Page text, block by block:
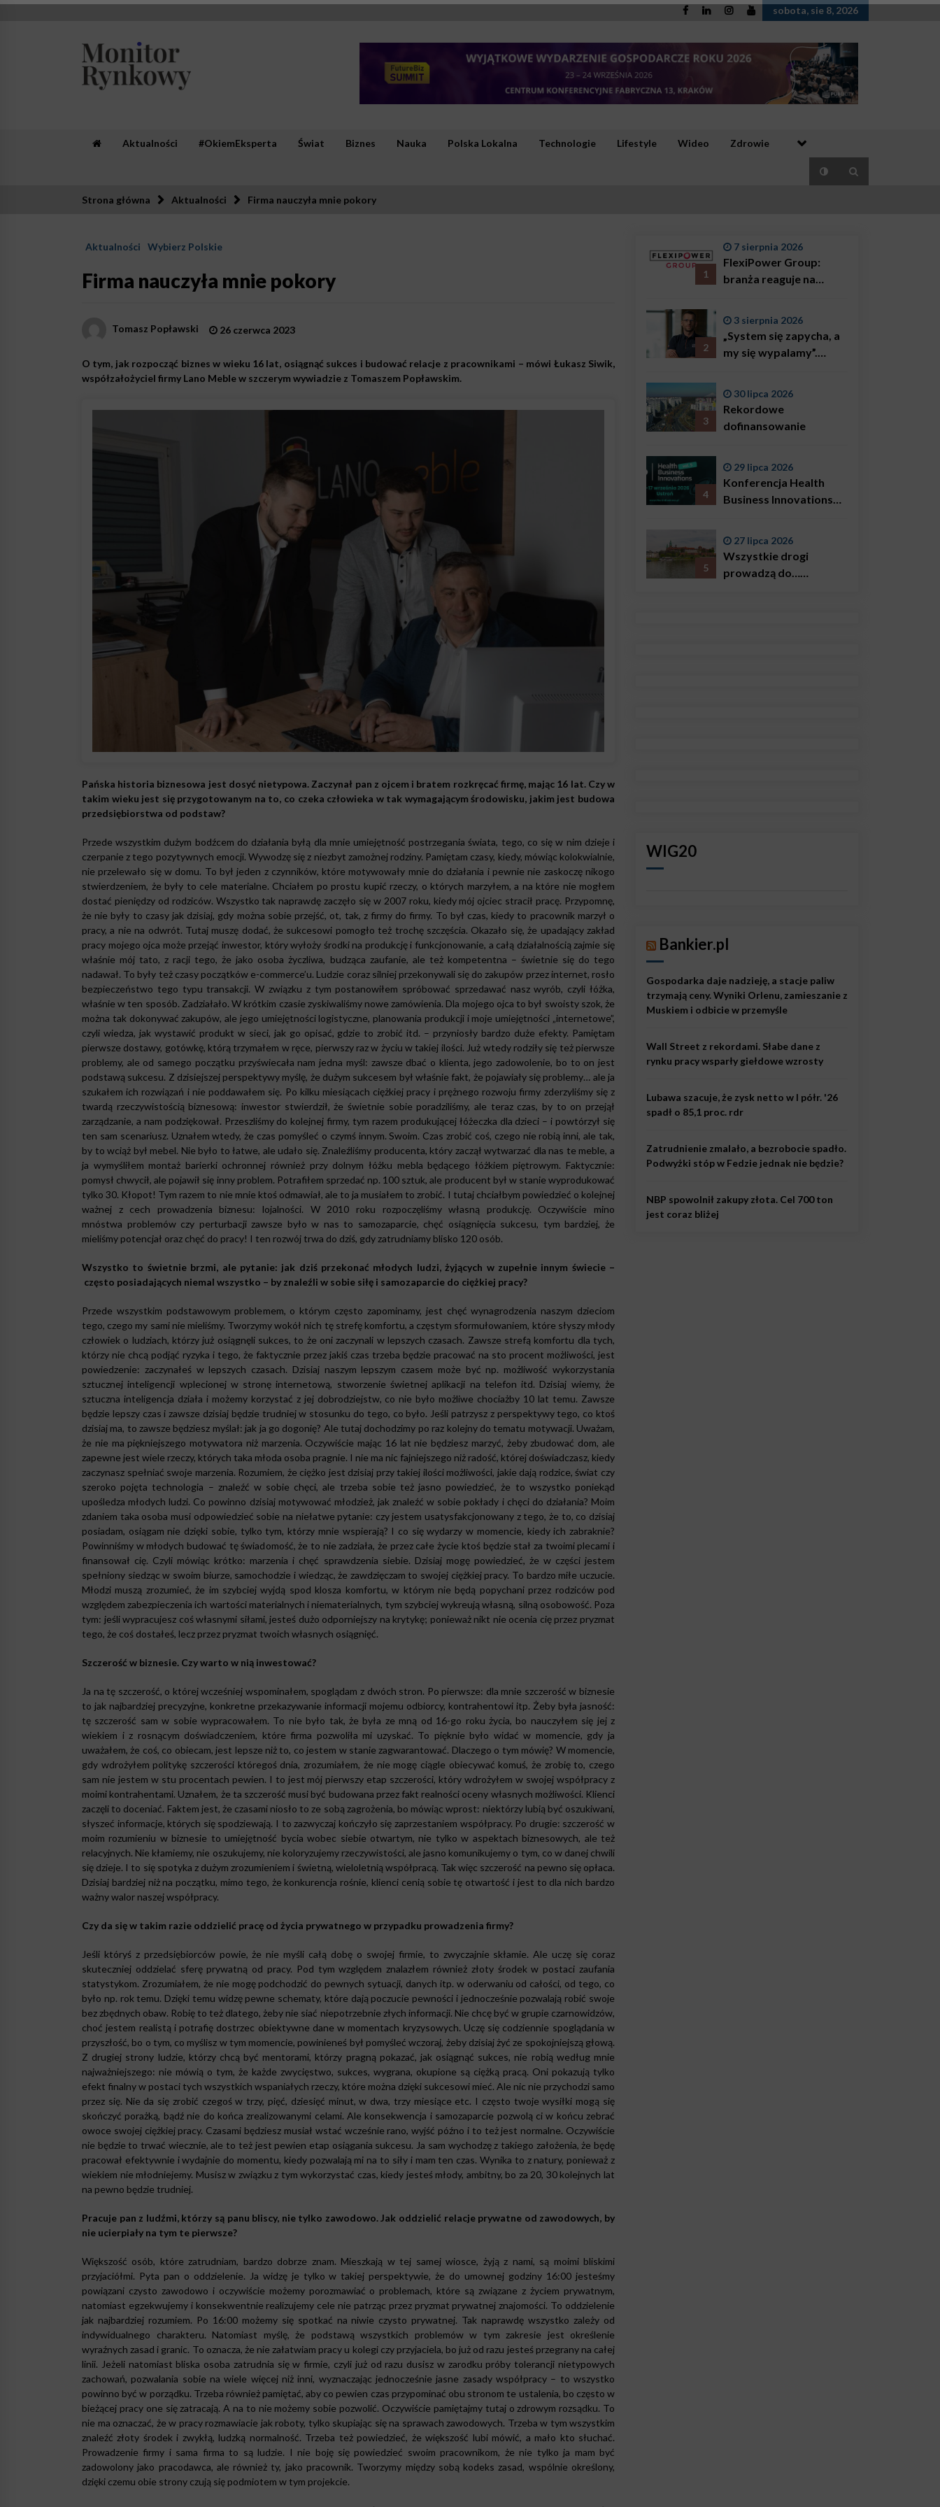
Skip
sobota, sie 8, 2026
Aktualności #OkiemEksperta Świat Biznes Nauka Polska Lokalna Technologie Lifestyle Wideo Zdrowie
Strona główna Aktualności Firma nauczyła mnie pokory
Aktualności Wybierz Polskie
Firma nauczyła mnie pokory
Tomasz Popławski 26 czerwca 2023
O tym, jak rozpocząć biznes w wieku 16 lat, osiągnąć sukces i budować relacje z pracownikami – mówi Łukasz Siwik,
współzałożyciel firmy Lano Meble w szczerym wywiadzie z Tomaszem Popławskim.
Pańska historia biznesowa jest dosyć nietypowa. Zaczynał pan z ojcem i bratem rozkręcać firmę, mając 16 lat. Czy w
takim wieku jest się przygotowanym na to, co czeka człowieka w tak wymagającym środowisku, jakim jest budowa
przedsiębiorstwa od podstaw?
Przede wszystkim dużym bodźcem do działania byłą dla mnie umiejętność postrzegania świata, tego, co się w nim dzieje i
czerpanie z tego pozytywnych emocji. Wywodzę się z niezbyt zamożnej rodziny. Pamiętam czasy, kiedy, mówiąc kolokwialnie,
nie przelewało się w domu. To był jeden z czynników, które motywowały mnie do działania i pewnie nie zaskoczę nikogo
stwierdzeniem, że były to cele materialne. Chciałem po prostu kupić rzeczy, o których marzyłem, a na które nie mogłem
dostać pieniędzy od rodziców. Wszystko tak naprawdę zaczęło się w 2007 roku, kiedy mój ojciec stracił pracę. Przypomnę,
że nie były to czasy jak dzisiaj, gdy można sobie przejść, ot, tak, z firmy do firmy. To był czas, kiedy to pracownik marzył o
pracy, a nie na odwrót. Tutaj muszę dodać, że sukcesowi pomogło też trochę szczęścia. Okazało się, że upadający zakład
pracy mojego ojca może przejąć inwestor, który wyłoży środki na produkcję i funkcjonowanie, a całą działalnością zajmie się
właśnie mój tato, z racji tego, że jako osoba życzliwa, budząca zaufanie, ale też kompetentna – świetnie się do tego
nadawał. To były też czasy początków e-commerce’u. Ludzie coraz silniej przekonywali się do zakupów przez internet, rosło
bezpieczeństwo tego typu transakcji. W związku z tym postanowiłem spróbować sprzedawać nasz wyrób, czyli łóżka,
właśnie w ten sposób. Zadziałało. W krótkim czasie zyskiwaliśmy nowe zamówienia. Dla mojego ojca to był swoisty szok, że
można tak dokonywać zakupów, ale jego umiejętności logistyczne, planowania produkcji i moje umiejętności „internetowe”,
czyli wiedza, jak wystawić produkt w sieci, jak go opisać, gdzie to zrobić itd. – przyniosły bardzo duże efekty. Pamiętam
pierwsze dostawy, gotówkę, którą trzymałem w ręce, pierwszy raz w życiu w takiej ilości. Już wtedy rodziły się też pierwsze
problemy, ale od samego początku przyświecała nam jedna myśl: zawsze dbać o klienta, jego zadowolenie, bo to on jest
podstawą sukcesu. Z dzisiejszej perspektywy myślę, że dużym sukcesem był właśnie fakt, że pojawiały się problemy… ale ja
szukałem ich rozwiązań i nie poddawałem się. Po kilku miesiącach ciężkiej pracy i prężnego rozwoju firmy zderzyliśmy się z
twardą rzeczywistością biznesową: inwestor stwierdził, że świetnie sobie poradziliśmy, ale teraz czas, by to on przejął
zarządzanie, a nam podziękował. Przeszliśmy do kolejnej firmy, tym razem produkującej łóżeczka dla dzieci – i powtórzył się
ten sam scenariusz. Uznałem wtedy, że czas pomyśleć o czymś innym. Swoim. Czas zrobić coś, czego nie robią inni, ale tak,
by to wciąż był mebel. Nie było to łatwe, ale udało się. Znaleźliśmy producenta, który zaczął wytwarzać dla nas te meble, a
ja wymyśliłem montaż barierki ochronnej również przy dolnym łóżku mebla będącego łóżkiem piętrowym. Faktycznie:
pomysł chwycił, ale pojawił się inny problem. Potrafiłem sprzedać np. 100 sztuk, ale producent był w stanie wyprodukować
tylko 30. Kłopot! Tym razem to nie mnie ktoś odmawiał, ale to ja musiałem to zrobić. I tutaj chciałbym powiedzieć o kolejnej
ważnej z cech prowadzenia biznesu: lojalności. W 2010 roku rozpoczęliśmy własną produkcję. Oczywiście mino
mnóstwa problemów czy perturbacji zawsze było w nas to samozaparcie, chęć osiągnięcia sukcesu, tym bardziej, że
mieliśmy potencjał oraz chęć do pracy! I ten rozwój trwa do dziś, gdy zatrudniamy blisko 120 osób.
Wszystko to świetnie brzmi, ale pytanie: jak dziś przekonać młodych ludzi, żyjących w zupełnie innym świecie –
często posiadających niemal wszystko – by znaleźli w sobie siłę i samozaparcie do ciężkiej pracy?
Przede wszystkim podstawowym problemem, o którym często zapominamy, jest chęć wynagrodzenia naszym dzieciom
tego, czego my sami nie mieliśmy. Tworzymy wokół nich tę strefę komfortu, a częstym sformułowaniem, które słyszy młody
człowiek o ludziach, którzy już osiągnęli sukces, to że oni zaczynali w lepszych czasach. Zawsze strefą komfortu dla tych,
którzy nie chcą podjąć ryzyka i tego, że faktycznie przez jakiś czas trzeba będzie pracować na sto procent możliwości, jest
powiedzenie: zaczynałeś w lepszych czasach. Dzisiaj naszym lepszym czasem może być np. możliwość wykorzystania
sztucznej inteligencji wplecionej w stronę internetową, stworzenie świetnej aplikacji na telefon itd. Dzisiaj wiemy, że
sztuczna inteligencja działa i możemy korzystać z jej dobrodziejstw, co nie było możliwe chociażby 10 lat temu. Zawsze
będzie lepszy czas i zawsze dzisiaj będzie trudniej w stosunku do tego, co było. Jeśli patrzysz z perspektywy tego, co ktoś
dzisiaj ma, to zawsze będziesz myślał: jak ja go dogonię? Ale tutaj dochodzimy po raz kolejny do tematu motywacji. Uważam,
że nie ma piękniejszego motywatora niż marzenia. Oczywiście mając 16 lat nie będziesz marzyć, żeby zbudować dom, ale
zapewne jest wiele rzeczy, których taka młoda osoba pragnie. I nie ma nic fajniejszego niż radość, której doświadczasz, kiedy
zaczynasz spełniać swoje marzenia. Rozumiem, że ciężko jest dzisiaj przy takiej ilości możliwości, jakie dają rodzice, świat czy
szeroko pojęta technologia – znaleźć w sobie chęci, ale trzeba sobie też jasno powiedzieć, że to wszystko poniekąd
upośledza młodych ludzi. Co powinno dzisiaj motywować młodzież, jak znaleźć w sobie pokłady i chęci do działania? Moim
zdaniem taka osoba musi odpowiedzieć sobie na niełatwe pytanie: czy jestem usatysfakcjonowany z tego, że to, co dzisiaj
posiadam, osiągam nie dzięki sobie, tylko tym, którzy mnie wspierają? I co się wydarzy w momencie, kiedy ich zabraknie?
Powinniśmy w młodych budować tę świadomość, że to nie zadziała, że przez całe życie ktoś będzie stał za twoimi plecami i
finansował cię. Czyli mówiąc krótko: marzenia i chęć sprawdzenia siebie. Dzisiaj mogę powiedzieć, że w części jestem
spełniony siedząc w swoim biurze, samochodzie i wiedząc, że zawdzięczam to swojej ciężkiej pracy. To bardzo miłe uczucie.
Młodzi muszą zrozumieć, że im szybciej wyjdą spod klosza komfortu, w którym nie będą popychani przez rodziców pod
względem zabezpieczenia ich wartości materialnych i niematerialnych, tym szybciej wykreują własną, silną osobowość. Poza
tym: jeśli wypracujesz coś własnymi siłami, jesteś dużo odporniejszy na krytykę; ponieważ nikt nie ocenia cię przez pryzmat
tego, że coś dostałeś, lecz przez pryzmat twoich własnych osiągnięć.
Szczerość w biznesie. Czy warto w nią inwestować?
Ja na tę szczerość, o której wcześniej wspominałem, spoglądam z dwóch stron. Po pierwsze: dla mnie szczerość w biznesie
to jak najbardziej precyzyjne, konkretne przekazywanie informacji mojemu odbiorcy, kontrahentowi itp. Żeby była jasność:
tę szczerość sam w sobie wypracowałem. To nie było tak, że była ze mną od 16-go roku życia, bo nauczyłem się jej z
wiekiem i z rosnącym doświadczeniem, które firma pozwoliła mi uzyskać. To pięknie było widać w momencie, gdy ja
uważałem, że coś, co obiecam, jest lepsze niż to, co jestem w stanie zagwarantować. Dlaczego o tym mówię? W momencie,
gdy wdrożyłem politykę szczerości któregoś dnia, zrozumiałem, że nie mogę ciągle obiecywać komuś, że zrobię to, czego
sam nie jestem w stu procentach pewien. I to jest mój pierwszy etap szczerości, który wdrożyłem w swojej współpracy z
moimi kontrahentami. Uznałem, że ta szczerość musi być budowana przez fakt realności oceny własnych możliwości. Klienci
zaczęli to doceniać. Faktem jest, że czasami niosło to ze sobą zagrożenia, bo mówiąc wprost: niektórzy lubią być oszukiwani,
słyszeć informacje, których się spodziewają. I to zazwyczaj kończyło się zaprzestaniem współpracy. Po drugie: szczerość w
moim rozumieniu w biznesie to umiejętność bycia wobec siebie otwartym, nie tylko w aspektach biznesowych, ale też
relacyjnych. Nie kłamiemy, nie oszukujemy, nie koloryzujemy rzeczywistości, ale jasno komunikujemy o tym, co w danej chwili
się dzieje. I to się spotyka z dużym zrozumieniem i świetną, wieloletnią współpracą. Tak więc szczerość na pewno się opłaca.
Dzisiaj bardziej niż na początku, mimo tego, że konkurencja rośnie, klienci cenią sobie tę otwartość i jest to dla nich bardzo
ważny walor naszej współpracy.
Czy da się w takim razie oddzielić pracę od życia prywatnego w przypadku prowadzenia firmy?
Jeśli któryś z przedsiębiorców powie, że nie myśli całą dobę o swojej firmie, to zwyczajnie skłamie. Ale uczę się coraz
skuteczniej oddzielać sferę prywatną od pracy. Pod tym względem znalazłem również złoty środek w postaci zaufania
statystykom. Zrozumiałem, że nie mogę podchodzić do pewnych sytuacji, danych itp. w oderwaniu od całości, od tego, co
było np. rok temu. Dzięki temu widzę pewne schematy, które dają poczucie pewności i jednocześnie pozwalają robić swoje
bez zbędnych obaw. Robię to też dlatego, żeby nie siać niepotrzebnie złych informacji. Nie chcę być w grupie czarnowidzów,
choć jestem realistą i potrafię dostrzec obiektywne dane w momentach kryzysowych. Uczę się codziennie spoglądania w
przyszłość, bo o tym, co myślisz w tym momencie, powinieneś był pomyśleć wczoraj, żeby dzisiaj żyć ze spokojniejszą głową.
Z drugiej strony ludzie, którzy chcą być mentorami, którzy pragną pokazać, jak osiągnąć sukces, nie robią według mnie
najważniejszego: nie mówią o tym, że każde zwycięstwo, sukces, wygrana, okupione są ciężką pracą. Oni pokazują tylko
efekt finalny w postaci tych wszystkich wspaniałych rzeczy, które można dzięki sukcesowi mieć. Ale nic nie przychodzi samo
przez się. Nie da się zrobić czegoś w trzy, pięć, dziesięć minut, w dwa, trzy miesiące etc. I często twoje wysiłki mogą się
skończyć porażką, bądź nie do końca zrealizowanymi celami. Ale konsekwencja i samozaparcie pozwolą ci w końcu zebrać
owoce swojej ciężkiej pracy. Czasami będziesz musiał wstać wcześnie rano, wyjść późno i to też jest normalne. Oczywiście
nie będzie to trwać wiecznie, ale to też jest pewien etap osiągania sukcesu. Ja sam wychodzę z takiego założenia, że będę
pracował efektywnie i wydajnie do momentu, kiedy pozwalają mi na to siły i mam ten czas. Wynika to z natury, ponieważ z
wiekiem nie młodniejemy. Musisz w związku z tym wykorzystać czas, kiedy jesteś młody, ambitny, bo za 20, 30 kolejnych lat
na pewno będzie trudniej.
Pracuje pan z ludźmi, którzy są panu bliscy, nie tylko zawodowo. Jak oddzielić relacje prywatne od zawodowych, by
nie ucierpiały na tym te pierwsze?
Większość osób, które zatrudniam, bardzo dobrze znam. Mieszkają w tej samej wiosce, żyją z nami, są moimi bliskimi
przyjaciółmi. Pyta pan o oddzielenie. Ja widzę je tylko w takiej perspektywie, że do umownej godziny 16:00 jesteśmy
powiązani czysto zawodowo i oczywiście możemy porozmawiać o problemach, które są związane z życiem prywatnym,
natomiast egzekwujemy i konsekwentnie realizujemy cele nie patrząc przez pryzmat prywatnej znajomości. To oddzielenie
jak najbardziej rozumiem. Po 16:00 możemy się spotkać na niwie czysto prywatnej. Tak naprawdę wszystko zależy od
indywidualnego charakteru. Natomiast myślę, że podstawą wszystkich problemów w tym zakresie jest określenie
wyraźnych zasad i granic. To oznacza, że nie załatwiam pracy u kolegi czy przyjaciela, bo już od razu jesteś przegrany na całej
linii. Jeżeli natomiast bliska osoba zatrudnia się w firmie, czyli już od razu dusisz w zarodku próby tolerancji nietypowych
zachowań, pozwalania sobie na wiele więcej niż inni, wyznaczając jednocześnie jasne zasady współpracy – to wszystko
powinno być w porządku. Trzeba również pamiętać, aby co pewien czas przypominać obu stronom te ustalenia, bo często w
bieżącej pracy one się zatracają. A na to nie możemy sobie pozwolić. Oczywiście pamiętajmy tutaj o zdrowym rozsądku. To
nie ma oznaczać, że w pracy rozmawiacie jak roboty, tylko skupiając się na sprawach zawodowych. Trzeba w tym wszystkim
znaleźć złoty środek i zwykłą, ludzką normalność. Trzeba też powiedzieć, że większość lubi mówić, a mało kto słuchać.
Prowadzenie firmy i sama firma to są ludzie. I nie boję się powiedzieć swoim pracownikom, że nie tylko ja mam być
zadowolony jako pracodawca, ale również ty, jako pracownik. Tworzymy między sobą kodeks zasad, wspólnie określony,
dzięki czemu obie strony czują się podmiotem w tym projekcie.
1
7 sierpnia 2026
FlexiPower Group:
branża reaguje na
2
3 sierpnia 2026
„System się zapycha, a
my się wypalamy”.
Bączkowski, mówi
wprost: problemem są
3
30 lipca 2026
Rekordowe
dofinansowanie
4
29 lipca 2026
Konferencja Health
Business Innovations
5
27 lipca 2026
Wszystkie drogi
prowadzą do…
WIG20
Bankier.pl
Gospodarka daje nadzieję, a stacje paliw
trzymają ceny. Wyniki Orlenu, zamieszanie z
Muskiem i odbicie w przemyśle
Wall Street z rekordami. Słabe dane z
rynku pracy wsparły giełdowe wzrosty
Lubawa szacuje, że zysk netto w I półr. '26
spadł o 85,1 proc. rdr
Zatrudnienie zmalało, a bezrobocie spadło.
Podwyżki stóp w Fedzie jednak nie będzie?
NBP spowolnił zakupy złota. Cel 700 ton
jest coraz bliżej